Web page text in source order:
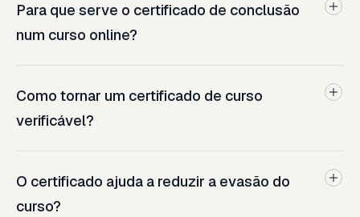
Para que serve o certificado de conclusão
num curso online?
Como tornar um certificado de curso
verificável?
O certificado ajuda a reduzir a evasão do
curso?